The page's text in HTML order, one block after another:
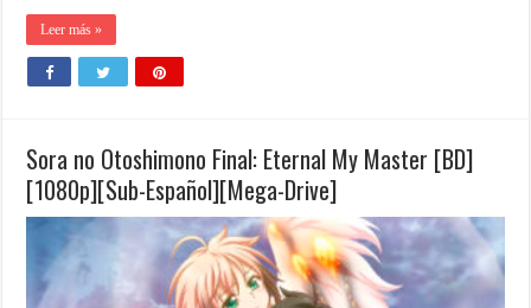
Leer más »
Sora no Otoshimono Final: Eternal My Master [BD]
[1080p][Sub-Español][Mega-Drive]